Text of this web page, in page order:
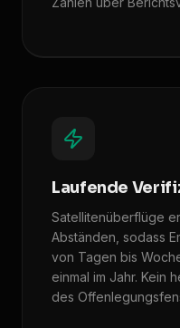
Laufende
Satellitenüberflüge
Abständen, sodass
von Tagen bis
einmal im Jahr. Kein
des